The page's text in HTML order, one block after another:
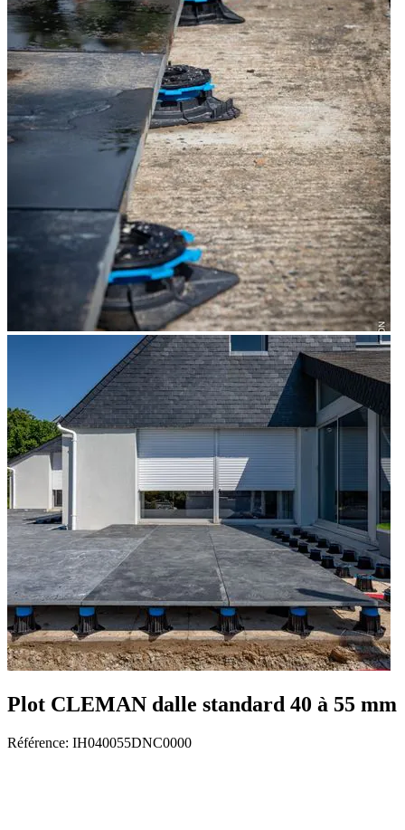
Plot CLEMAN dalle standard 40 à 55 mm
Référence: IH040055DNC0000